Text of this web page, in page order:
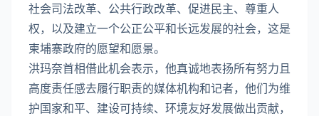
社会司法改革、公共行政改革、促进民主、尊重人
权，以及建立一个公正公平和长远发展的社会，这是
柬埔寨政府的愿望和愿景。
洪玛奈首相借此机会表示，他真诚地表扬所有努力且
高度责任感去履行职责的媒体机构和记者，他们为维
护国家和平、建设可持续、环境友好发展做出贡献，